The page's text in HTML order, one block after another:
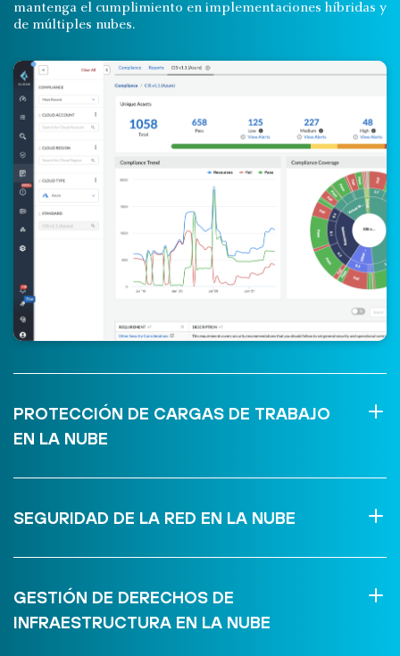
mantenga el cumplimiento en implementaciones híbridas y
de múltiples nubes.
PROTECCIÓN DE CARGAS DE TRABAJO
EN LA NUBE
SEGURIDAD DE LA RED EN LA NUBE
GESTIÓN DE DERECHOS DE
INFRAESTRUCTURA EN LA NUBE